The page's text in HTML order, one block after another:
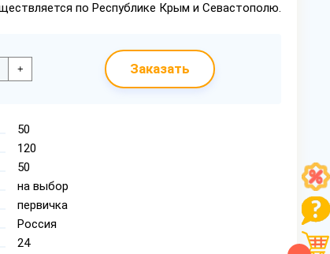
по Республике Крым и Севастополю.
+ Заказать
50
120
50
на выбор
первичка
Россия
24